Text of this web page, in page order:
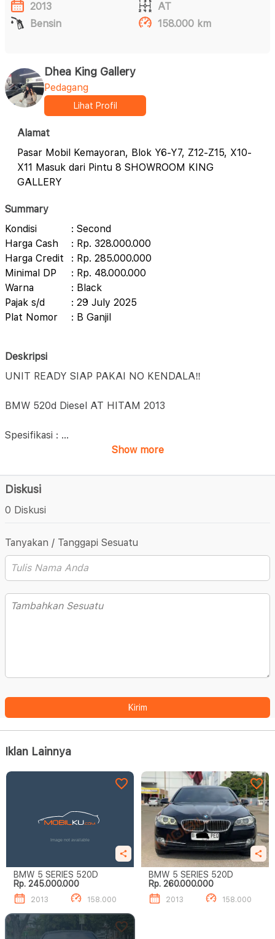
2013
AT
Bensin
158.000 km
Dhea King Gallery
Pedagang
Lihat Profil
Alamat
Pasar Mobil Kemayoran, Blok Y6-Y7, Z12-Z15, X10-
X11 Masuk dari Pintu 8 SHOWROOM KING
GALLERY
Summary
Kondisi
: Second
Harga Cash
: Rp. 328.000.000
Harga Credit
: Rp. 285.000.000
Minimal DP
: Rp. 48.000.000
Warna
: Black
Pajak s/d
: 29 July 2025
Plat Nomor
: B Ganjil
Deskripsi
UNIT READY SIAP PAKAI NO KENDALA‼️
BMW 520d Diesel AT HITAM 2013
Spesifikasi : ...
Show more
Diskusi
0 Diskusi
Tanyakan / Tanggapi Sesuatu
Kirim
Iklan Lainnya
BMW 5 SERIES 520D
Rp. 245.000.000
2013 158.000
BMW 5 SERIES 520D
Rp. 260.000.000
2013 158.000